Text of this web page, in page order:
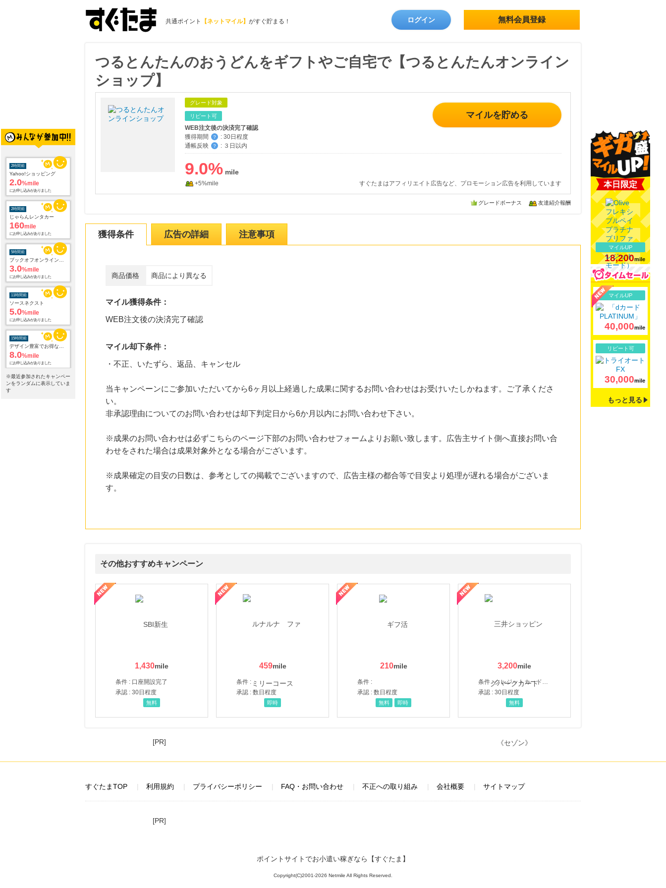
共通ポイント 【ネットマイル】 がすぐ貯まる！ ログイン 無料会員登録
2時間前
Yahoo!ショッピング
2.0%mile
にお申し込みがありました
2時間前
じゃらんレンタカー
160mile
にお申し込みがありました
5時間前
3.0%mile
にお申し込みがありました
11時間前
ソースネクスト
5.0%mile
にお申し込みがありました
15時間前
8.0%mile
にお申し込みがありました
20時間前
楽天市場
※最近参加されたキャンペー
ンをランダムに表示していま
す
つるとんたんのおうどんをギフトやご自宅で【つるとんたんオンライン
ショップ】
グレード対象
リピート可
WEB注文後の決済完了確認
獲得期間
？ : 30日程度
通帳反映
？ : ３日以内
マイルを貯める
9.0%
+5%mile すぐたまはアフィリエイト広告など、プロモーション広告を利用しています
グレードボーナス 友達紹介報酬
獲得条件 広告の詳細 注意事項
商品価格 商品により異なる
マイル獲得条件：
WEB注文後の決済完了確認
マイル却下条件：
・不正、いたずら、返品、キャンセル
当キャンペーンにご参加いただいてから6ヶ月以上経過した成果に関するお問い合わせはお受けいたしかねます。ご了承くださ
い。
非承認理由についてのお問い合わせは却下判定日から6か月以内にお問い合わせ下さい。
※成果のお問い合わせは必ずこちらのページ下部のお問い合わせフォームよりお願い致します。広告主サイト側へ直接お問い合
わせをされた場合は成果対象外となる場合がございます。
※成果確定の目安の日数は、参考としての掲載でございますので、広告主様の都合等で目安より処理が遅れる場合がございま
す。
その他おすすめキャンペーン
1,430
条件 : 口座開設完了
承認 : 30日程度
無料
459
条件 :
承認 : 数日程度
即時
210
条件 :
承認 : 数日程度
無料 即時
3,200
条件 : クレジットカード申込・発券
承認 : 30日程度
三井ショッピングパークカード《セゾン》
無料
本日限定
マイルUP
18,200mile
マイルUP
40,000mile
リピート可
30,000mile
もっと見る
[PR]
すぐたまTOP 利用規約 プライバシーポリシー FAQ・お問い合わせ 不正への取り組み 会社概要 サイトマップ
[PR]
ポイントサイトでお小遣い稼ぎなら【すぐたま】
Copyright(C)2001-2026 Netmile All Rights Reserved.